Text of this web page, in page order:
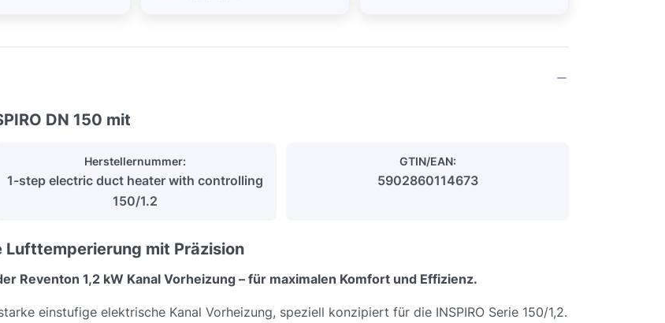
DN 150 mit
Herstellernummer:
1-step electric duct heater with controlling
150/1.2
GTIN/EAN:
5902860114673
Lufttemperierung mit Präzision
Reventon 1,2 kW Kanal Vorheizung – für maximalen Komfort und Effizienz.
einstufige elektrische Kanal Vorheizung, speziell konzipiert für die INSPIRO Serie 150/1,2.